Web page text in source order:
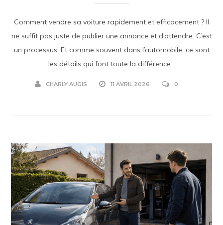
Comment vendre sa voiture rapidement et efficacement ? Il
ne suffit pas juste de publier une annonce et d’attendre. C’est
un processus. Et comme souvent dans l’automobile, ce sont
les détails qui font toute la différence...
CHARLY AUGIS 11 AVRIL 2026 0